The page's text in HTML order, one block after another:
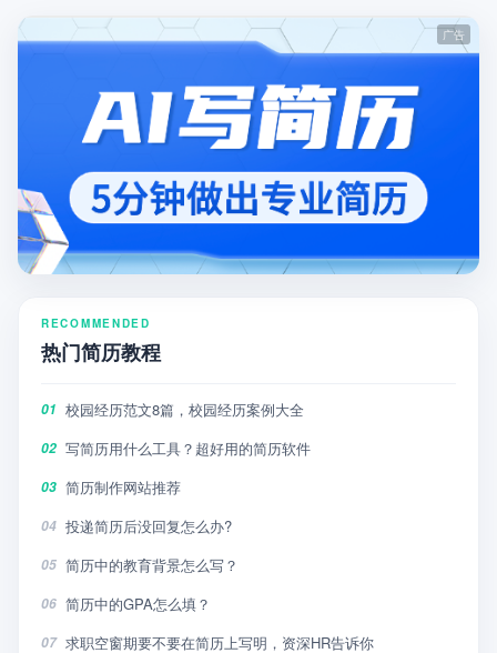
RECOMMENDED
热门简历教程
01 校园经历范文8篇，校园经历案例大全
02 写简历用什么工具？超好用的简历软件
03 简历制作网站推荐
04 投递简历后没回复怎么办?
05 简历中的教育背景怎么写？
06 简历中的GPA怎么填？
07 求职空窗期要不要在简历上写明，资深HR告诉你